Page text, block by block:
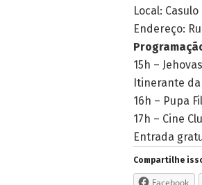
Local:
Endereço:
15h –
Itinerante da
16h – Pupa
17h – Cine
Entrada
Compartilhe
Facebook